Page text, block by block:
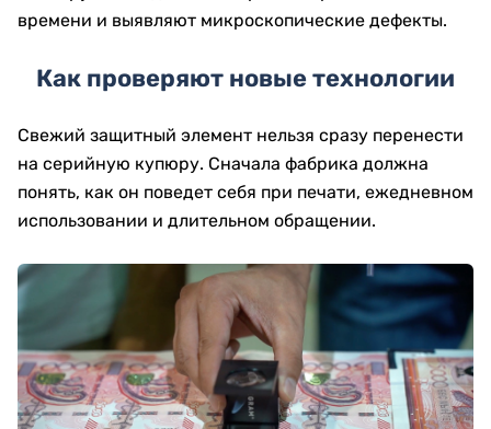
времени и выявляют микроскопические дефекты.
Как проверяют новые технологии
Свежий защитный элемент нельзя сразу перенести
на серийную купюру. Сначала фабрика должна
понять, как он поведет себя при печати, ежедневном
использовании и длительном обращении.